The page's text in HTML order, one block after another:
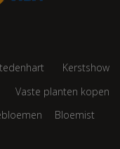
Kerstshow
Vaste planten kopen
Bloemist